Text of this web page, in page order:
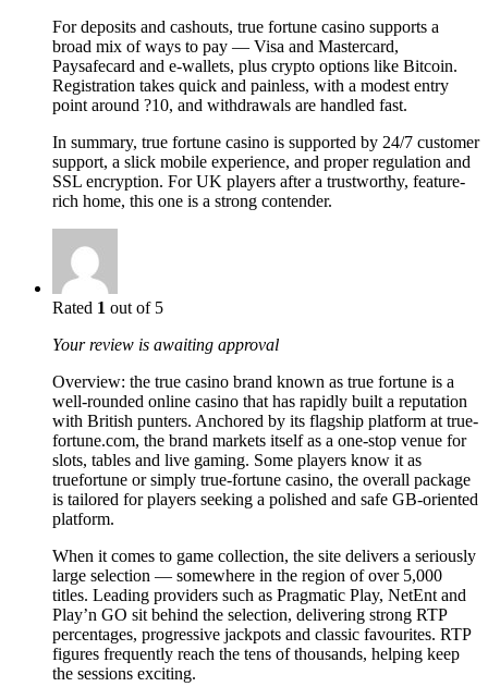
For deposits and cashouts, true fortune casino supports a
broad mix of ways to pay — Visa and Mastercard,
Paysafecard and e-wallets, plus crypto options like Bitcoin.
Registration takes quick and painless, with a modest entry
point around ?10, and withdrawals are handled fast.
In summary, true fortune casino is supported by 24/7 customer
support, a slick mobile experience, and proper regulation and
SSL encryption. For UK players after a trustworthy, feature-
rich home, this one is a strong contender.
Rated 1 out of 5
Your review is awaiting approval
Overview: the true casino brand known as true fortune is a
well-rounded online casino that has rapidly built a reputation
with British punters. Anchored by its flagship platform at true-
fortune.com, the brand markets itself as a one-stop venue for
slots, tables and live gaming. Some players know it as
truefortune or simply true-fortune casino, the overall package
is tailored for players seeking a polished and safe GB-oriented
platform.
When it comes to game collection, the site delivers a seriously
large selection — somewhere in the region of over 5,000
titles. Leading providers such as Pragmatic Play, NetEnt and
Play’n GO sit behind the selection, delivering strong RTP
percentages, progressive jackpots and classic favourites. RTP
figures frequently reach the tens of thousands, helping keep
the sessions exciting.